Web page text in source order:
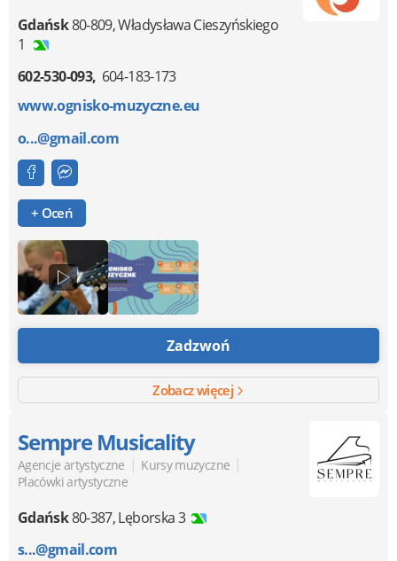
Gdańsk80-809,Władysława Cieszyńskiego
1
602-530-093 604-183-173
www.ognisko-muzyczne.eu
o...@gmail.com
+ Oceń
Zadzwoń
Zobacz więcej
Sempre Musicality
Agencje artystyczne | Kursy muzyczne |
Placówki artystyczne
Gdańsk80-387,Lęborska 3
s...@gmail.com